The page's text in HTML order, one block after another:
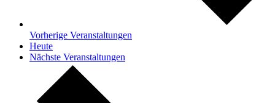
Vorherige Veranstaltungen
Heute
Nächste Veranstaltungen